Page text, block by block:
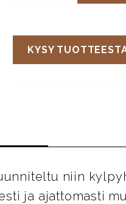
KYSY
niin
ja ajattomasti